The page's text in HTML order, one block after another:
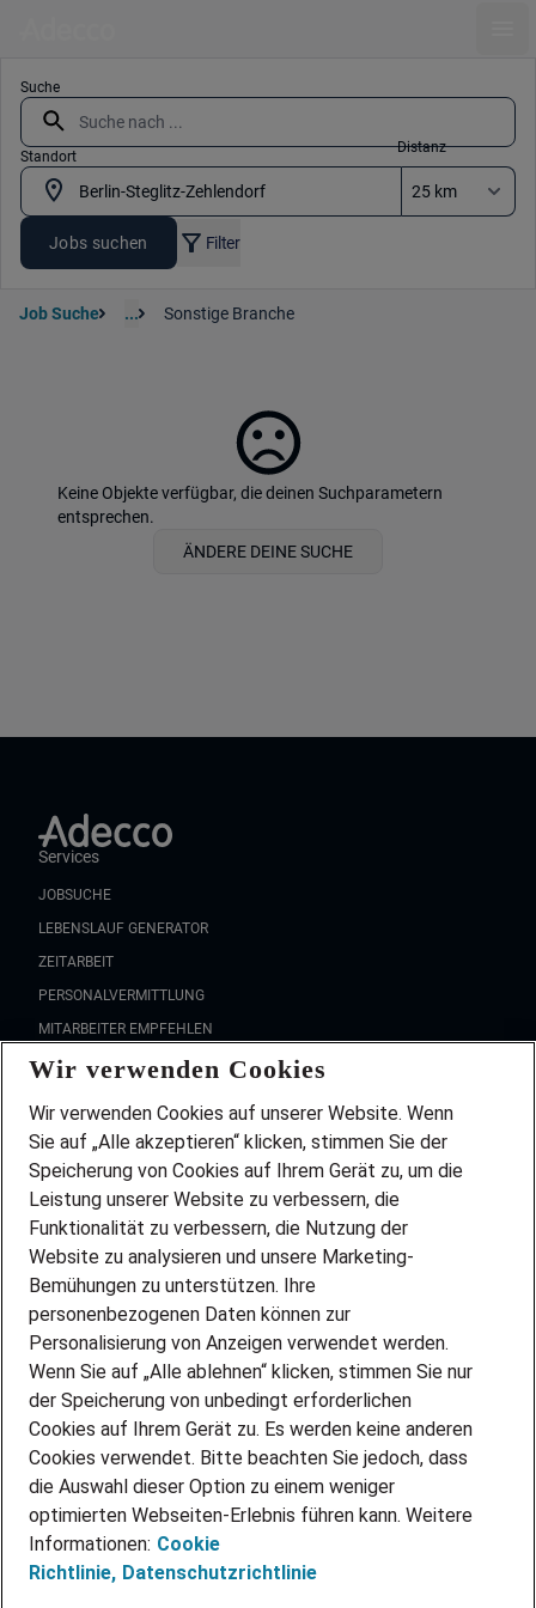
Suche
Standort
Distanz
Jobs suchen Filter
Job Suche ... Sonstige Branche
Keine Objekte verfügbar, die deinen Suchparametern
entsprechen.
ÄNDERE DEINE SUCHE
Services
JOBSUCHE
LEBENSLAUF GENERATOR
ZEITARBEIT
PERSONALVERMITTLUNG
MITARBEITER EMPFEHLEN
FAQ
Wir stellen ein!
DEINE BERUFSGRUPPE
DEINE LEBENSSITUATION
PARTNERSHIP WITH AIRBUS
INITIATIV BEWERBEN
ÜBER UNS
STANDORTE
BLOG
PRESSE
KONTAKT
@Adecco 2026
IMPRESSUM
DATENSCHUTZ
Wir verwenden Cookies
Wir verwenden Cookies auf unserer Website. Wenn
Sie auf „Alle akzeptieren“ klicken, stimmen Sie der
Speicherung von Cookies auf Ihrem Gerät zu, um die
Leistung unserer Website zu verbessern, die
Funktionalität zu verbessern, die Nutzung der
Website zu analysieren und unsere Marketing-
Bemühungen zu unterstützen. Ihre
personenbezogenen Daten können zur
Personalisierung von Anzeigen verwendet werden.
Wenn Sie auf „Alle ablehnen“ klicken, stimmen Sie nur
der Speicherung von unbedingt erforderlichen
Cookies auf Ihrem Gerät zu. Es werden keine anderen
Cookies verwendet. Bitte beachten Sie jedoch, dass
die Auswahl dieser Option zu einem weniger
optimierten Webseiten-Erlebnis führen kann. Weitere
Informationen: Cookie
Richtlinie, Datenschutzrichtlinie